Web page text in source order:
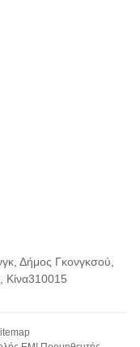
Δήμος Γκονγκσού,
Κίνα310015